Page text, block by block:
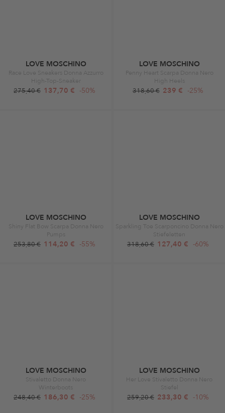
LOVE MOSCHINO
Race Love Sneakers Donna Azzurro
High-Top-Sneaker
275,40 € 137,70 € -50%
LOVE MOSCHINO
Penny Heart Scarpa Donna Nero
High Heels
318,60 € 239 € -25%
LOVE MOSCHINO
Shiny Flat Bow Scarpa Donna Nero
Pumps
253,80 € 114,20 € -55%
LOVE MOSCHINO
Sparkling Toe Scarponcino Donna Nero
Stiefeletten
318,60 € 127,40 € -60%
LOVE MOSCHINO
Stivaletto Donna Nero
Winterboots
248,40 € 186,30 € -25%
LOVE MOSCHINO
Her Love Stivaletto Donna Nero
Stiefel
259,20 € 233,30 € -10%